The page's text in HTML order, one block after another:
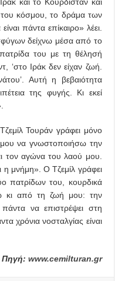
του κόσμου, το δράμα των
πάντα επίκαιρο» λέει.
δείχνω μέσα από το
του με τη θέλησή
Ιράκ δεν είχαν ζωή.
Αυτή η βεβαιότητα
της φυγής. Κι εκεί
Τουράν γράφει μόνο
να γνωστοποιήσω την
τον αγώνα του λαού μου.
η μνήμη». Ο Τζεμίλ γράφει
πατρίδων του, κουρδικά
κι από τη ζωή μου: την
πάντα να επιστρέψει στη
χρόνια νοσταλγίας είναι
Πηγή: www.cemilturan.gr